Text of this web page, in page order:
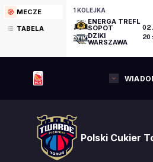
MECZE
TABELA
1 KOLEJKA
ENERGA TREFL
SOPOT
DZIKI
WARSZAWA
Polski Cukier